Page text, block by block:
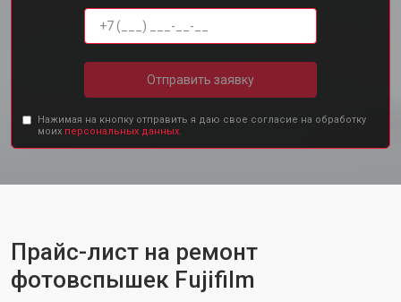
Отправить заявку
Нажимая на кнопку отправить я даю свое согласие на обработку
моих персональных данных.
Прайс-лист на ремонт
фотовспышек Fujifilm